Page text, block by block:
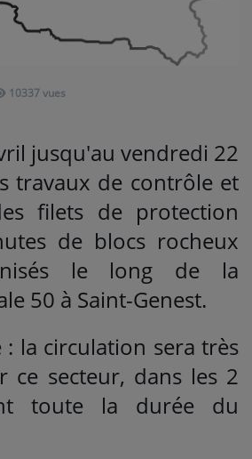
10337 vues
jusqu'au vendredi 22
travaux de contrôle et
filets de protection
de blocs rocheux
le long de la
50 à Saint-Genest.
: la circulation sera très
ce secteur, dans les 2
toute la durée du